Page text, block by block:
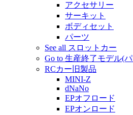
アクセサリー
サーキット
ボディセット
パーツ
See all スロットカー
Go to 生産終了モデル(
RCカー旧製品
MINI-Z
dNaNo
EPオフロード
EPオンロード